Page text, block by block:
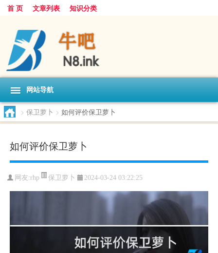
首 页 文章列表 知识分类
网站导航
> 保卫萝卜 > 如何评价保卫萝卜
如何评价保卫萝卜
网友:rhp 保卫萝卜 2024-03-24 03:22:25